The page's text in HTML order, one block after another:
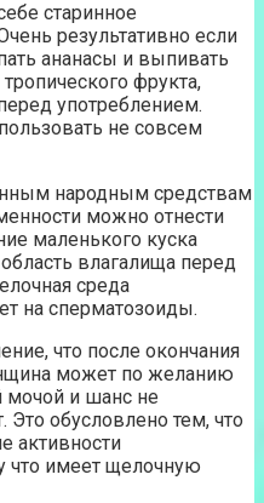
старинное
результативно если
ананасы и выпивать
тропического фрукта,
употреблением.
не совсем
народным средствам
можно отнести
маленького куска
влагалища перед
среда
на сперматозоиды.
что после окончания
может по желанию
мочой и шанс не
Это обусловлено тем, что
активности
что имеет щелочную